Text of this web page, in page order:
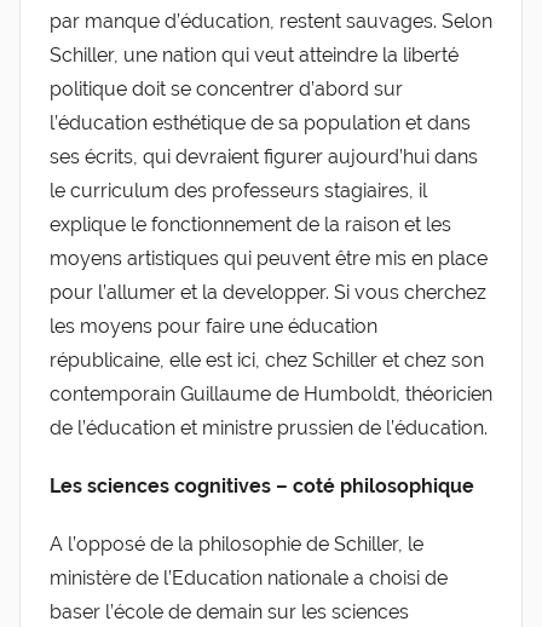
par manque d’éducation, restent sauvages. Selon
Schiller, une nation qui veut atteindre la liberté
politique doit se concentrer d’abord sur
l’éducation esthétique de sa population et dans
ses écrits, qui devraient figurer aujourd’hui dans
le curriculum des professeurs stagiaires, il
explique le fonctionnement de la raison et les
moyens artistiques qui peuvent être mis en place
pour l’allumer et la developper. Si vous cherchez
les moyens pour faire une éducation
républicaine, elle est ici, chez Schiller et chez son
contemporain Guillaume de Humboldt, théoricien
de l’éducation et ministre prussien de l’éducation.
Les sciences cognitives – coté philosophique
A l’opposé de la philosophie de Schiller, le
ministère de l’Education nationale a choisi de
baser l’école de demain sur les sciences